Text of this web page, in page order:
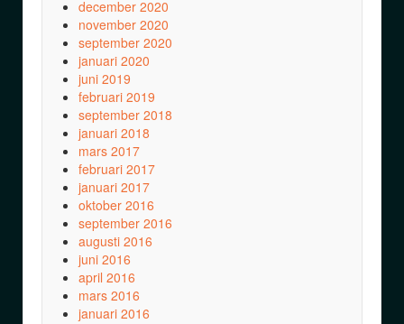
december 2020
november 2020
september 2020
januari 2020
juni 2019
februari 2019
september 2018
januari 2018
mars 2017
februari 2017
januari 2017
oktober 2016
september 2016
augusti 2016
juni 2016
april 2016
mars 2016
januari 2016